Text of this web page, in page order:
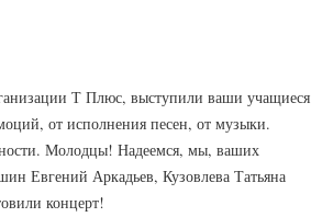
Т Плюс, выступили ваши учащиеся
от исполнения песен, от музыки.
Молодцы! Надеемся, мы, ваших
Евгений Аркадьев, Кузовлева Татьяна
концерт!